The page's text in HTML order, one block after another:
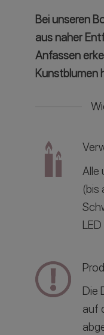
Bei unseren
aus naher
Anfassen
Kunstblumen
Alle
(bis
Die
auf